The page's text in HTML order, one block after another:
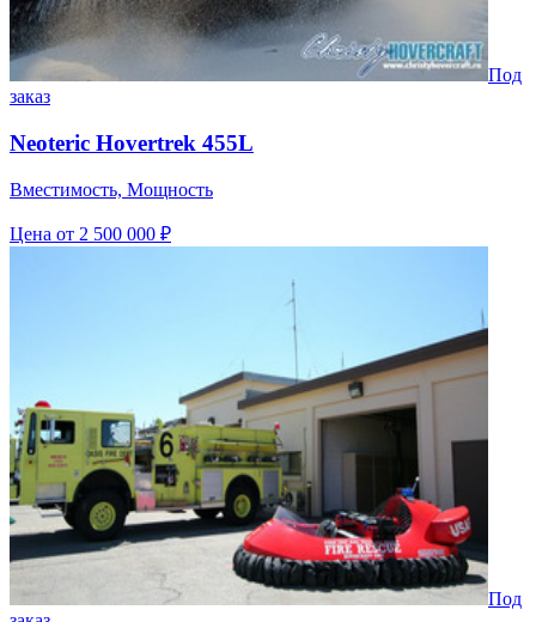
Под
заказ
Neoteric Hovertrek 455L
Вместимость, Мощность
Цена от 2 500 000 ₽
Под